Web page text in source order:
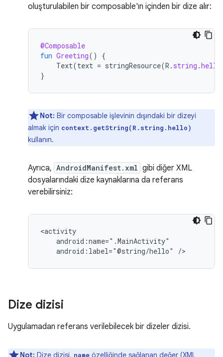
oluşturulabilen bir composable'ın içinden bir dize alır:
@Composable
fun Greeting()
{
Text(text = stringResource(R . string .hello
}
Not: Bir composable işlevinin dışındaki bir dizeyi
almak için context.getString(R.string.hello)
kullanın.
Ayrıca, AndroidManifest.xml gibi diğer XML
dosyalarındaki dize kaynaklarına da referans
verebilirsiniz:
android:label="@string/hello"
/>
Dize dizisi
Uygulamadan referans verilebilecek bir dizeler dizisi.
Not: Dize dizisi, name özelliğinde sağlanan değer (XML